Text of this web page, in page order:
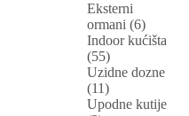
Eksterni
ormani (6)
Indoor kućišta
(55)
Uzidne dozne
(11)
Upodne kutije